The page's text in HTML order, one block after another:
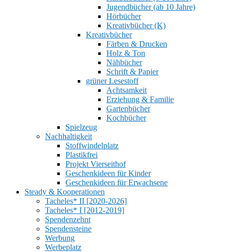
Jugendbücher (ab 10 Jahre)
Hörbücher
Kreativbücher (K)
Kreativbücher
Färben & Drucken
Holz & Ton
Nähbücher
Schrift & Papier
grüner Lesestoff
Achtsamkeit
Erziehung & Familie
Gartenbücher
Kochbücher
Spielzeug
Nachhaltigkeit
Stoffwindelplatz
Plastikfrei
Projekt Vierseithof
Geschenkideen für Kinder
Geschenkideen für Erwachsene
Steady & Kooperationen
Tacheles* II [2020-2026]
Tacheles* I [2012-2019]
Spendenzehnt
Spendensteine
Werbung
Werbeplatz